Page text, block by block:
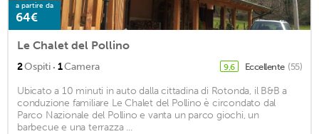
a partire da
64€
Le Chalet del Pollino
2Ospiti · 1Camera 9,6 Eccellente (55)
Ubicato a 10 minuti in auto dalla cittadina di Rotonda, il B&B a
conduzione familiare Le Chalet del Pollino è circondato dal
Parco Nazionale del Pollino e vanta un parco giochi, un
barbecue e una terrazza ...